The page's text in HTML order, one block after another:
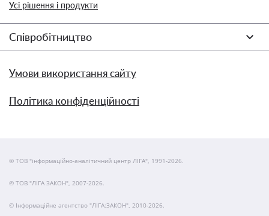
Усі рішення і продукти
Співробітництво
Умови використання сайту
Політика конфіденційності
© ТОВ "інформаційно-аналітичний центр ЛІГА", 1991-2026.
© ТОВ "ЛІГА ЗАКОН", 2007-2026.
© Інформаційне агентство "ЛІГА:ЗАКОН", 2010-2026.